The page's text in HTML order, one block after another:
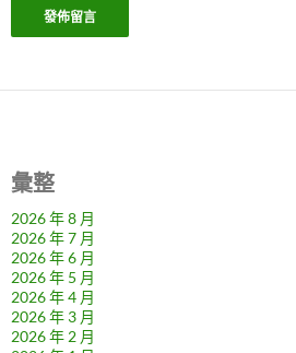
彙整
2026 年 8 月
2026 年 7 月
2026 年 6 月
2026 年 5 月
2026 年 4 月
2026 年 3 月
2026 年 2 月